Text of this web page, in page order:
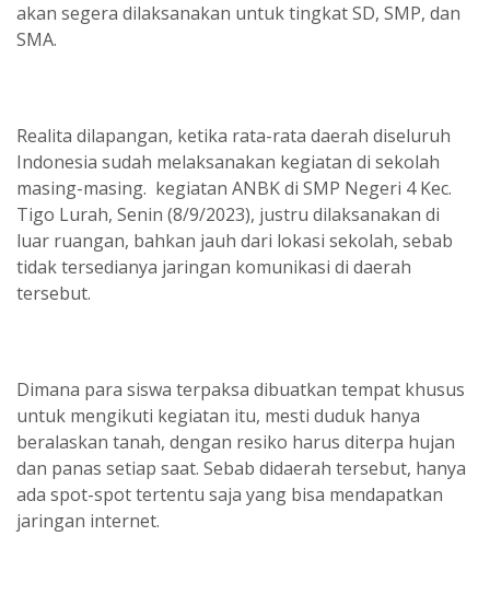
akan segera dilaksanakan untuk tingkat SD, SMP, dan
SMA.
Realita dilapangan, ketika rata-rata daerah diseluruh
Indonesia sudah melaksanakan kegiatan di sekolah
masing-masing. kegiatan ANBK di SMP Negeri 4 Kec.
Tigo Lurah, Senin (8/9/2023), justru dilaksanakan di
luar ruangan, bahkan jauh dari lokasi sekolah, sebab
tidak tersedianya jaringan komunikasi di daerah
tersebut.
Dimana para siswa terpaksa dibuatkan tempat khusus
untuk mengikuti kegiatan itu, mesti duduk hanya
beralaskan tanah, dengan resiko harus diterpa hujan
dan panas setiap saat. Sebab didaerah tersebut, hanya
ada spot-spot tertentu saja yang bisa mendapatkan
jaringan internet.